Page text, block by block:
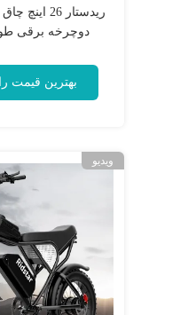
ریدستار 26
دوچرخه برقی
بهترین قیمت
ویدیو